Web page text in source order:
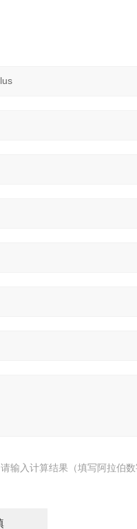
请输入计算结果（填写阿拉伯